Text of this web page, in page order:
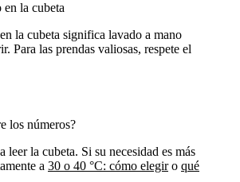
la cubeta
la cubeta significa lavado a mano
Para las prendas valiosas, respete el
los números?
leer la cubeta. Si su necesidad es más
a 30 o 40 °C: cómo elegiro qué